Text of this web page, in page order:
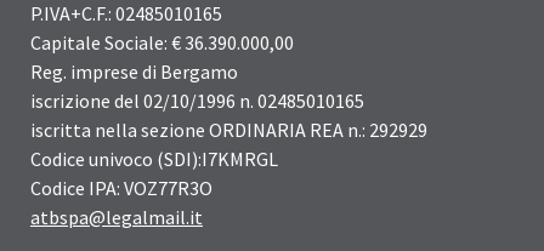
P.IVA+C.F.: 02485010165
Capitale Sociale: € 36.390.000,00
Reg. imprese di Bergamo
iscrizione del 02/10/1996 n. 02485010165
iscritta nella sezione ORDINARIA REA n.: 292929
Codice univoco (SDI):I7KMRGL
Codice IPA: VOZ77R3O
atbspa@legalmail.it